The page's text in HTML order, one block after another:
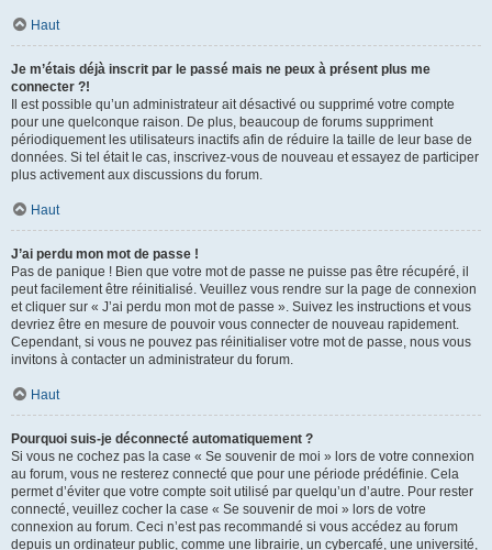
Haut
Je m’étais déjà inscrit par le passé mais ne peux à présent plus me
connecter ?!
Il est possible qu’un administrateur ait désactivé ou supprimé votre compte
pour une quelconque raison. De plus, beaucoup de forums suppriment
périodiquement les utilisateurs inactifs afin de réduire la taille de leur base de
données. Si tel était le cas, inscrivez-vous de nouveau et essayez de participer
plus activement aux discussions du forum.
Haut
J’ai perdu mon mot de passe !
Pas de panique ! Bien que votre mot de passe ne puisse pas être récupéré, il
peut facilement être réinitialisé. Veuillez vous rendre sur la page de connexion
et cliquer sur « J’ai perdu mon mot de passe ». Suivez les instructions et vous
devriez être en mesure de pouvoir vous connecter de nouveau rapidement.
Cependant, si vous ne pouvez pas réinitialiser votre mot de passe, nous vous
invitons à contacter un administrateur du forum.
Haut
Pourquoi suis-je déconnecté automatiquement ?
Si vous ne cochez pas la case « Se souvenir de moi » lors de votre connexion
au forum, vous ne resterez connecté que pour une période prédéfinie. Cela
permet d’éviter que votre compte soit utilisé par quelqu’un d’autre. Pour rester
connecté, veuillez cocher la case « Se souvenir de moi » lors de votre
connexion au forum. Ceci n’est pas recommandé si vous accédez au forum
depuis un ordinateur public, comme une librairie, un cybercafé, une université,